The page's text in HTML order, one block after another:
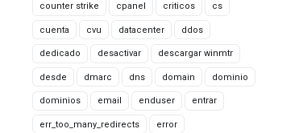
counter strike cpanel criticos cs
cuenta cvu datacenter ddos
dedicado desactivar descargar winmtr
desde dmarc dns domain dominio
dominios email enduser entrar
err_too_many_redirects error